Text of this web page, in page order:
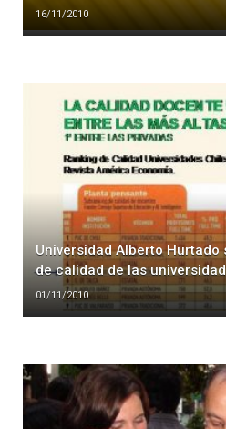
16/11/2010
Universidad Alberto
de calidad de las
01/11/2010